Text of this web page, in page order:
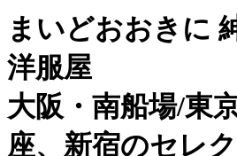
まいどおおきに
洋服屋
大阪・南船場/東
座、新宿のセレ